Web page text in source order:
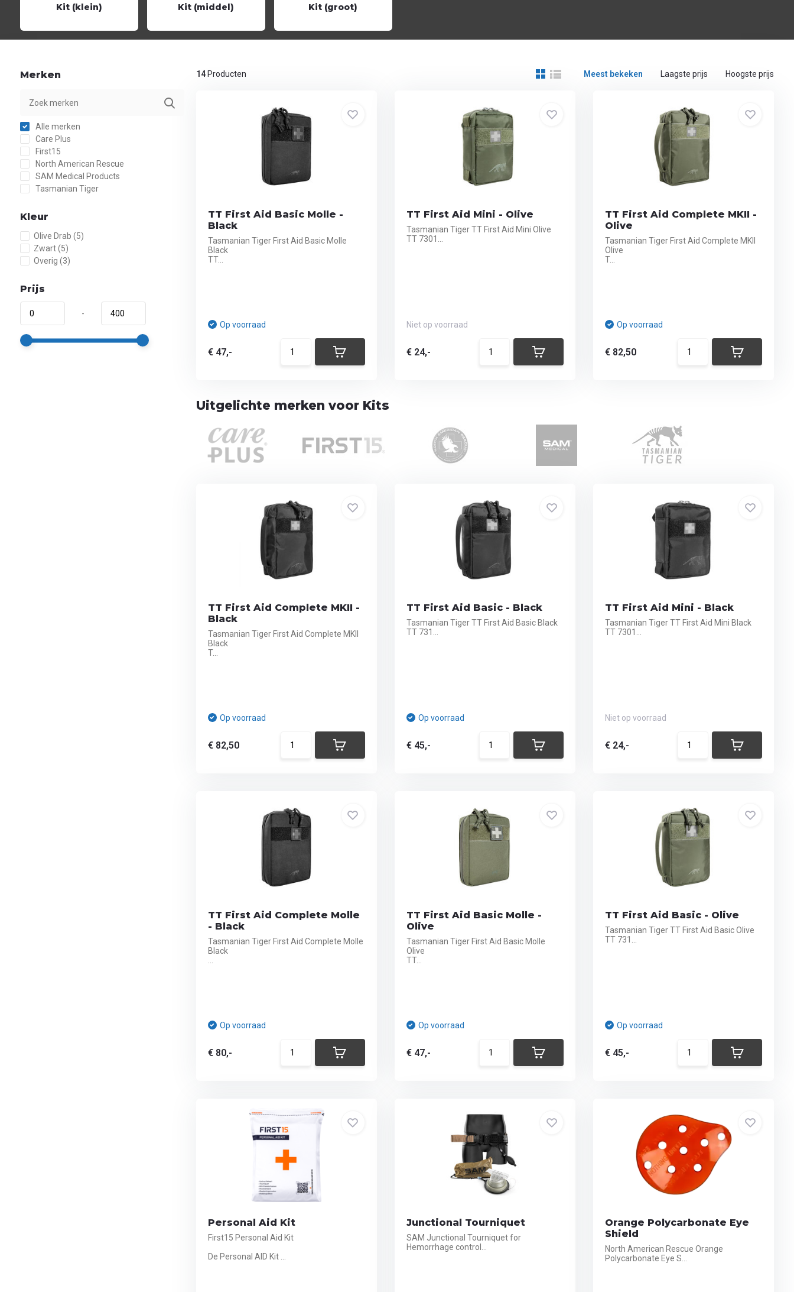
Kit (klein) Kit (middel) Kit (groot)
Merken
Alle merken
Care Plus
First15
North American Rescue
SAM Medical Products
Tasmanian Tiger
Kleur
Olive Drab (5)
Zwart(5)
Overig (3)
Prijs
-
14Producten Meest bekeken Laagste prijs Hoogste prijs
TT First Aid Basic Molle -
Black
Tasmanian Tiger First Aid Basic Molle
Black
TT...
Op voorraad
€ 47,-
TT First Aid Mini - Olive
Tasmanian Tiger TT First Aid Mini Olive
TT 7301...
Niet op voorraad
€ 24,-
TT First Aid Complete MKII -
Olive
Tasmanian Tiger First Aid Complete MKII
Olive
T...
Op voorraad
€ 82,50
Uitgelichte merken voor Kits
TT First Aid Complete MKII -
Black
Tasmanian Tiger First Aid Complete MKII
Black
T...
Op voorraad
€ 82,50
TT First Aid Basic - Black
Tasmanian Tiger TT First Aid Basic Black
TT 731...
Op voorraad
€ 45,-
TT First Aid Mini - Black
Tasmanian Tiger TT First Aid Mini Black
TT 7301...
Niet op voorraad
€ 24,-
TT First Aid Complete Molle
- Black
Tasmanian Tiger First Aid Complete Molle
Black
Op voorraad
€ 80,-
TT First Aid Basic Molle -
Olive
Tasmanian Tiger First Aid Basic Molle
Olive
TT...
Op voorraad
€ 47,-
TT First Aid Basic - Olive
Tasmanian Tiger TT First Aid Basic Olive
TT 731...
Op voorraad
€ 45,-
Personal Aid Kit
First15 Personal Aid Kit
De Personal AID Kit ...
Junctional Tourniquet
SAM Junctional Tourniquet for
Hemorrhage control...
Orange Polycarbonate Eye
Shield
North American Rescue Orange
Polycarbonate Eye S...